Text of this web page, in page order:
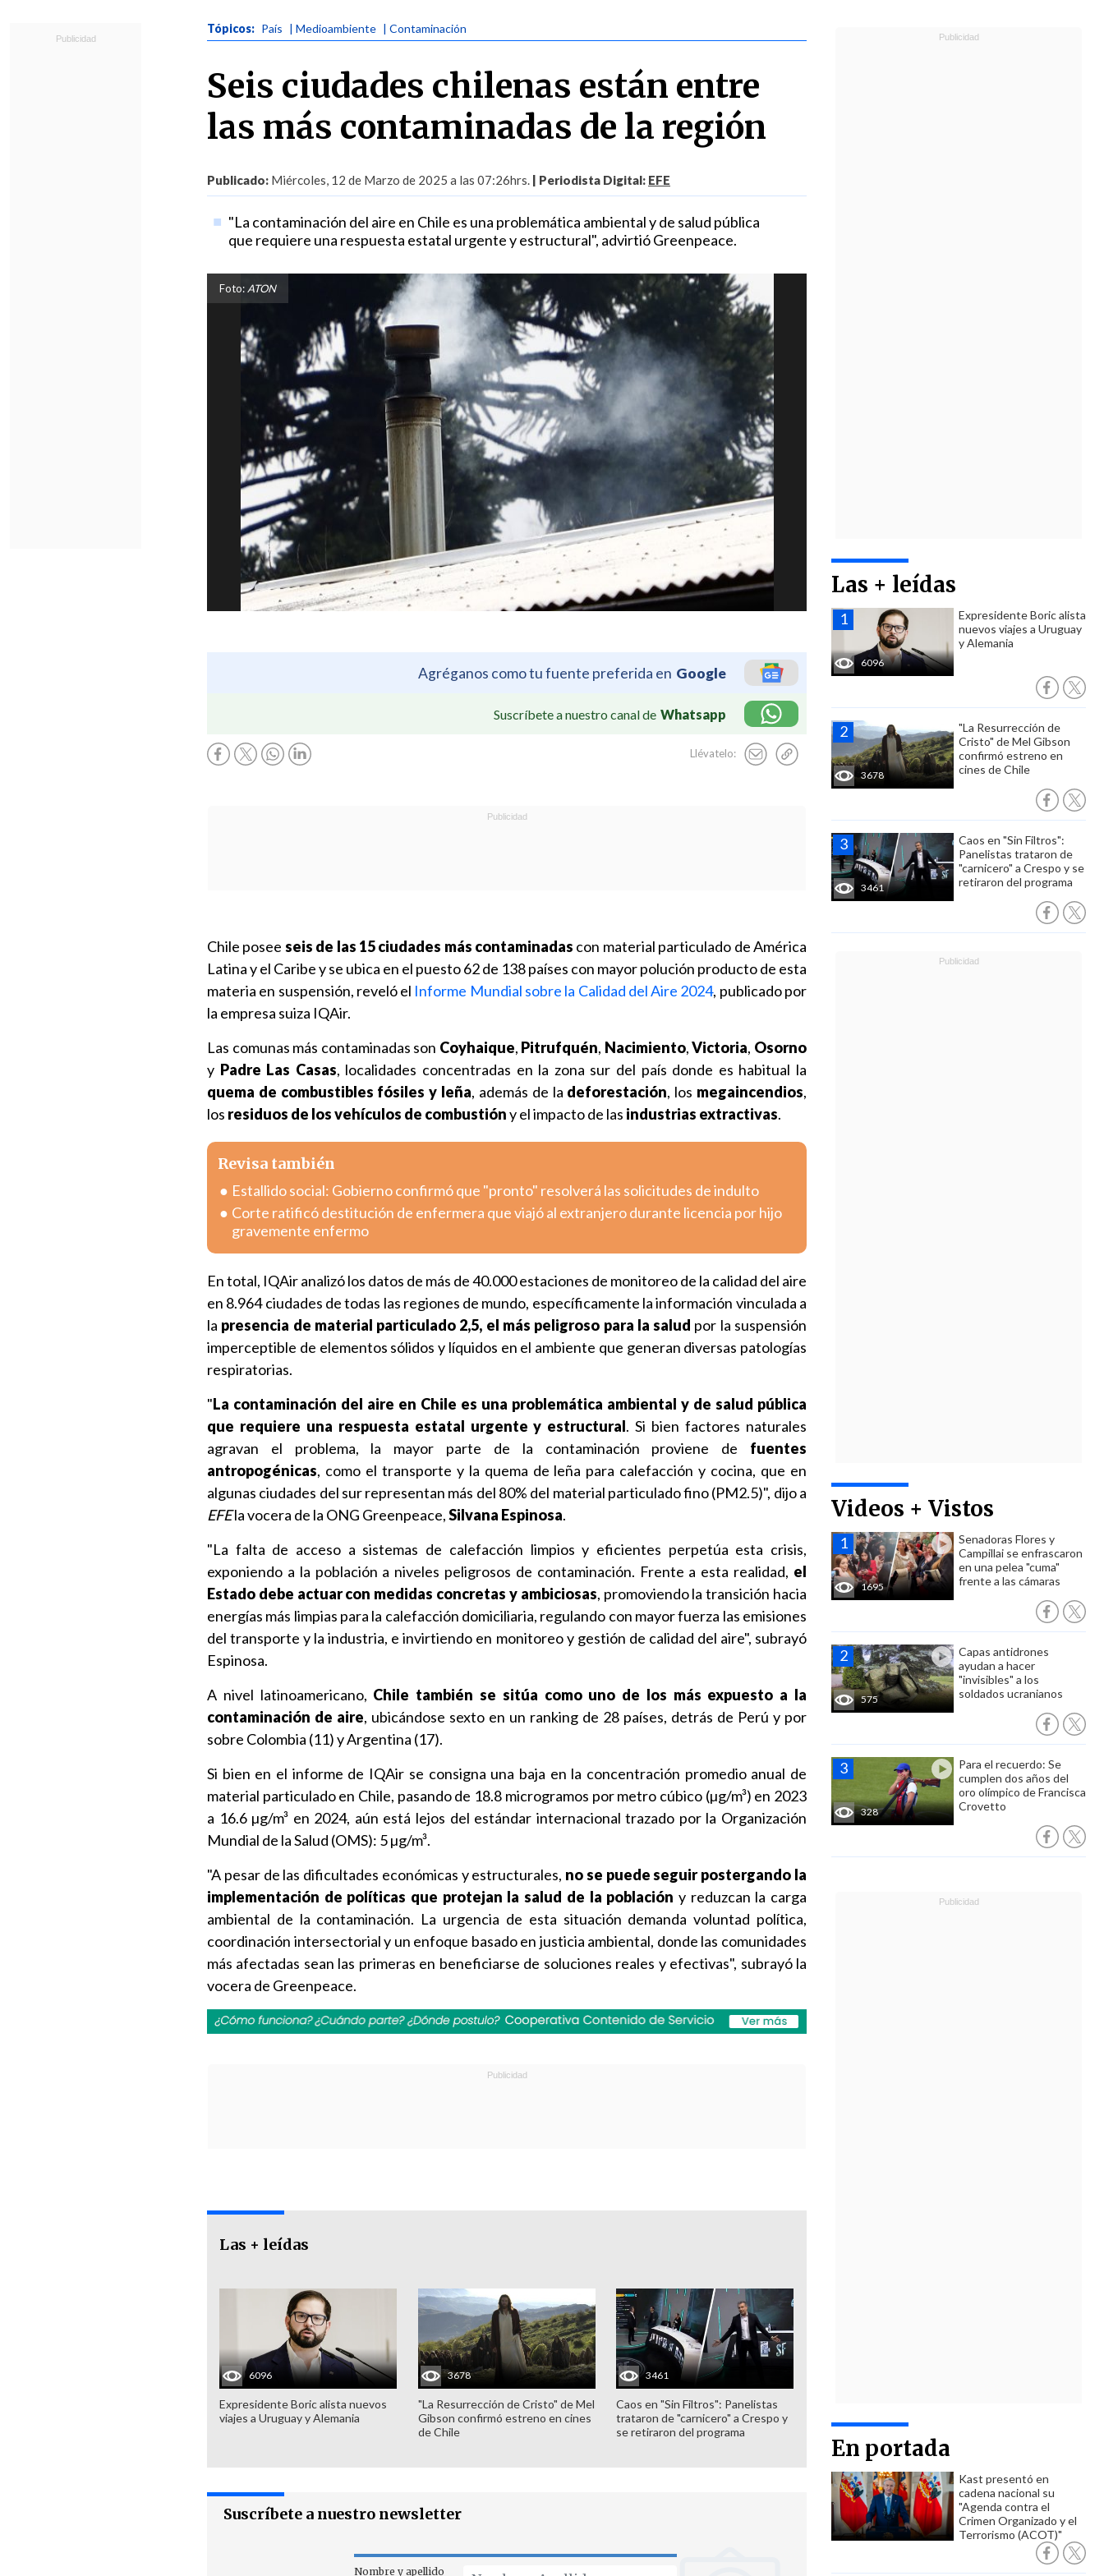
Tópicos: País | Medioambiente | Contaminación
Seis ciudades chilenas están entre
las más contaminadas de la región
Publicado: Miércoles, 12 de Marzo de 2025 a las 07:26hrs. | Periodista Digital: EFE
"La contaminación del aire en Chile es una problemática ambiental y de salud pública
que requiere una respuesta estatal urgente y estructural", advirtió Greenpeace.
Foto: ATON
Agréganos como tu fuente preferida en Google
Suscríbete a nuestro canal de Whatsapp
Llévatelo:
Las + leídas
6096
Expresidente Boric alista
nuevos viajes a Uruguay
y Alemania
3678
"La Resurrección de
Cristo" de Mel Gibson
confirmó estreno en
cines de Chile
3461
Caos en "Sin Filtros":
Panelistas trataron de
"carnicero" a Crespo y se
retiraron del programa
Videos + Vistos
1695
Senadoras Flores y
Campillai se enfrascaron
en una pelea "cuma"
frente a las cámaras
575
Capas antidrones
ayudan a hacer
"invisibles" a los
soldados ucranianos
328
Para el recuerdo: Se
cumplen dos años del
oro olímpico de Francisca
Crovetto
En portada
Kast presentó en
cadena nacional su
"Agenda contra el
Crimen Organizado y el
Terrorismo (ACOT)"
Chile posee seis de las 15 ciudades más contaminadas con material particulado de América
Latina y el Caribe y se ubica en el puesto 62 de 138 países con mayor polución producto de esta
materia en suspensión, reveló el Informe Mundial sobre la Calidad del Aire 2024, publicado por
la empresa suiza IQAir.
Las comunas más contaminadas son Coyhaique, Pitrufquén, Nacimiento,Victoria, Osorno
y Padre Las Casas, localidades concentradas en la zona sur del país donde es habitual la
quema de combustibles fósiles y leña, además de la deforestación, los megaincendios,
los residuos de los vehículos de combustióny el impacto de las industrias extractivas.
Revisa también
Estallido social: Gobierno confirmó que "pronto" resolverá las solicitudes de indulto
Corte ratificó destitución de enfermera que viajó al extranjero durante licencia por hijo
gravemente enfermo
En total, IQAir analizó los datos de más de 40.000 estaciones de monitoreo de la calidad del aire
en 8.964 ciudades de todas las regiones de mundo, específicamente la información vinculada a
la presencia de material particulado 2,5, el más peligroso para la salud por la suspensión
imperceptible de elementos sólidos y líquidos en el ambiente que generan diversas patologías
respiratorias.
"La contaminación del aire en Chile es una problemática ambiental y de salud pública
que requiere una respuesta estatal urgente y estructural. Si bien factores naturales
agravan el problema, la mayor parte de la contaminación proviene de fuentes
antropogénicas, como el transporte y la quema de leña para calefacción y cocina, que en
algunas ciudades del sur representan más del 80% del material particulado fino (PM2.5)", dijo a
EFEla vocera de la ONG Greenpeace,Silvana Espinosa.
"La falta de acceso a sistemas de calefacción limpios y eficientes perpetúa esta crisis,
exponiendo a la población a niveles peligrosos de contaminación. Frente a esta realidad, el
Estado debe actuar con medidas concretas y ambiciosas, promoviendo la transición hacia
energías más limpias para la calefacción domiciliaria, regulando con mayor fuerza las emisiones
del transporte y la industria, e invirtiendo en monitoreo y gestión de calidad del aire", subrayó
Espinosa.
A nivel latinoamericano, Chile también se sitúa como uno de los más expuesto a la
contaminación de aire, ubicándose sexto en un ranking de 28 países, detrás de Perú y por
sobre Colombia (11) y Argentina (17).
Si bien en el informe de IQAir se consigna una baja en la concentración promedio anual de
material particulado en Chile, pasando de 18.8 microgramos por metro cúbico (µg/m³) en 2023
a 16.6 µg/m³ en 2024, aún está lejos del estándar internacional trazado por la Organización
Mundial de la Salud (OMS): 5 µg/m³.
"A pesar de las dificultades económicas y estructurales, no se puede seguir postergando la
implementación de políticas que protejan la salud de la población y reduzcan la carga
ambiental de la contaminación. La urgencia de esta situación demanda voluntad política,
coordinación intersectorial y un enfoque basado en justicia ambiental, donde las comunidades
más afectadas sean las primeras en beneficiarse de soluciones reales y efectivas", subrayó la
vocera de Greenpeace.
Las + leídas
6096
Expresidente Boric alista nuevos
viajes a Uruguay y Alemania
3678
"La Resurrección de Cristo" de Mel
Gibson confirmó estreno en cines
de Chile
3461
Caos en "Sin Filtros": Panelistas
trataron de "carnicero" a Crespo y
se retiraron del programa
Suscríbete a nuestro newsletter
Nombre y apellido